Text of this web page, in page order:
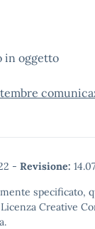
in oggetto
- Revisione:
specificato,
Creative